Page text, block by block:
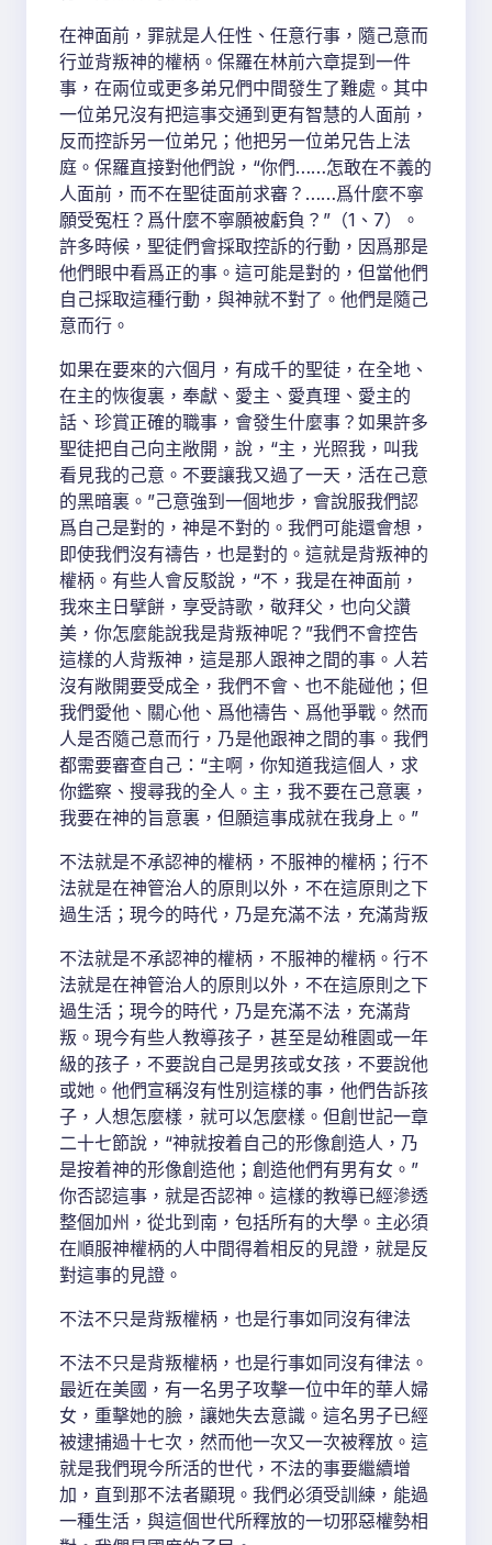
在神面前，罪就是人任性、任意行事，隨己意而
行並背叛神的權柄。保羅在林前六章提到一件
事，在兩位或更多弟兄們中間發生了難處。其中
一位弟兄沒有把這事交通到更有智慧的人面前，
反而控訴另一位弟兄；他把另一位弟兄告上法
庭。保羅直接對他們說，“你們……怎敢在不義的
人面前，而不在聖徒面前求審？……爲什麼不寧
願受冤枉？爲什麼不寧願被虧負？”（1、7）。
許多時候，聖徒們會採取控訴的行動，因爲那是
他們眼中看爲正的事。這可能是對的，但當他們
自己採取這種行動，與神就不對了。他們是隨己
意而行。
如果在要來的六個月，有成千的聖徒，在全地、
在主的恢復裏，奉獻、愛主、愛真理、愛主的
話、珍賞正確的職事，會發生什麼事？如果許多
聖徒把自己向主敞開，說，“主，光照我，叫我
看見我的己意。不要讓我又過了一天，活在己意
的黑暗裏。”己意強到一個地步，會說服我們認
爲自己是對的，神是不對的。我們可能還會想，
即使我們沒有禱告，也是對的。這就是背叛神的
權柄。有些人會反駁說，“不，我是在神面前，
我來主日擘餅，享受詩歌，敬拜父，也向父讚
美，你怎麼能說我是背叛神呢？”我們不會控告
這樣的人背叛神，這是那人跟神之間的事。人若
沒有敞開要受成全，我們不會、也不能碰他；但
我們愛他、關心他、爲他禱告、爲他爭戰。然而
人是否隨己意而行，乃是他跟神之間的事。我們
都需要審查自己：“主啊，你知道我這個人，求
你鑑察、搜尋我的全人。主，我不要在己意裏，
我要在神的旨意裏，但願這事成就在我身上。”
不法就是不承認神的權柄，不服神的權柄；行不
法就是在神管治人的原則以外，不在這原則之下
過生活；現今的時代，乃是充滿不法，充滿背叛
不法就是不承認神的權柄，不服神的權柄。行不
法就是在神管治人的原則以外，不在這原則之下
過生活；現今的時代，乃是充滿不法，充滿背
叛。現今有些人教導孩子，甚至是幼稚園或一年
級的孩子，不要說自己是男孩或女孩，不要說他
或她。他們宣稱沒有性別這樣的事，他們告訴孩
子，人想怎麼樣，就可以怎麼樣。但創世記一章
二十七節說，“神就按着自己的形像創造人，乃
是按着神的形像創造他；創造他們有男有女。”
你否認這事，就是否認神。這樣的教導已經滲透
整個加州，從北到南，包括所有的大學。主必須
在順服神權柄的人中間得着相反的見證，就是反
對這事的見證。
不法不只是背叛權柄，也是行事如同沒有律法
不法不只是背叛權柄，也是行事如同沒有律法。
最近在美國，有一名男子攻擊一位中年的華人婦
女，重擊她的臉，讓她失去意識。這名男子已經
被逮捕過十七次，然而他一次又一次被釋放。這
就是我們現今所活的世代，不法的事要繼續增
加，直到那不法者顯現。我們必須受訓練，能過
一種生活，與這個世代所釋放的一切邪惡權勢相